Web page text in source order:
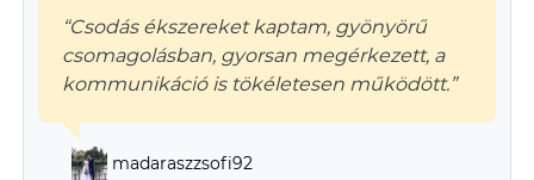
“Csodás ékszereket kaptam, gyönyörű
csomagolásban, gyorsan megérkezett, a
kommunikáció is tökéletesen működött.”
madaraszzsofi92